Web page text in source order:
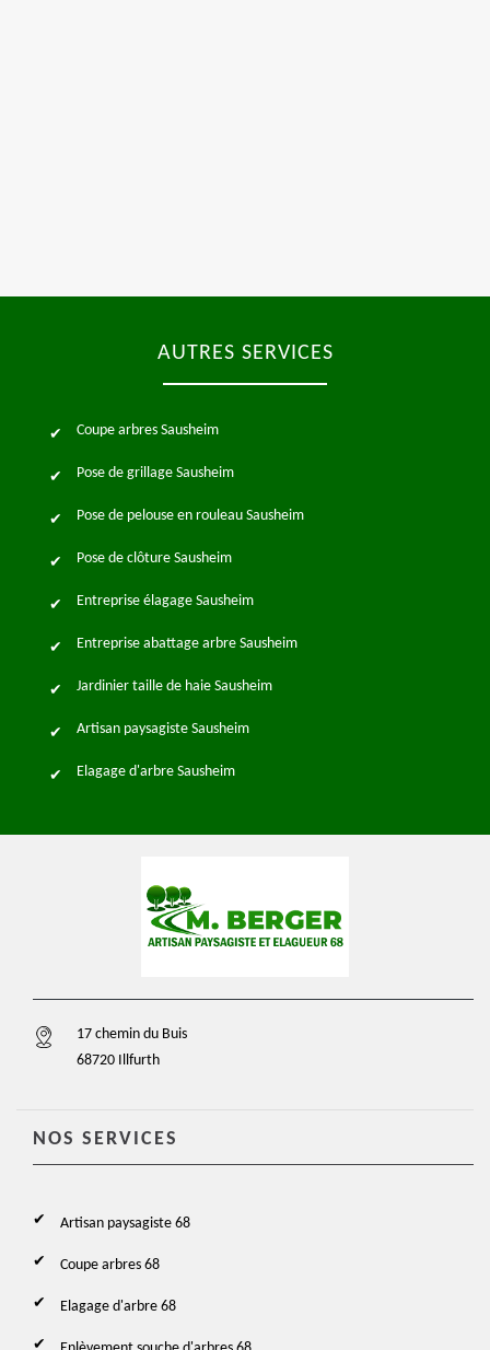
AUTRES SERVICES
Coupe arbres Sausheim
Pose de grillage Sausheim
Pose de pelouse en rouleau Sausheim
Pose de clôture Sausheim
Entreprise élagage Sausheim
Entreprise abattage arbre Sausheim
Jardinier taille de haie Sausheim
Artisan paysagiste Sausheim
Elagage d'arbre Sausheim
17 chemin du Buis
68720 Illfurth
NOS SERVICES
Artisan paysagiste 68
Coupe arbres 68
Elagage d'arbre 68